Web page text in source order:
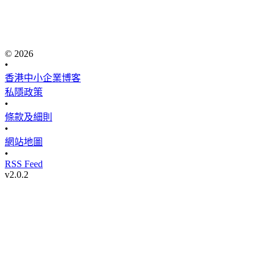
© 2026
•
香港中小企業博客
私隱政策
•
條款及細則
•
網站地圖
•
RSS Feed
v2.0.2